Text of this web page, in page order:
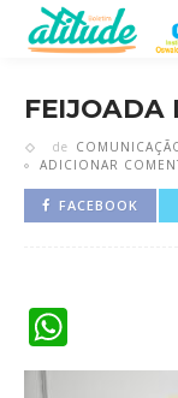
FEIJOADA
de
ADICIONAR
FACEBOOK